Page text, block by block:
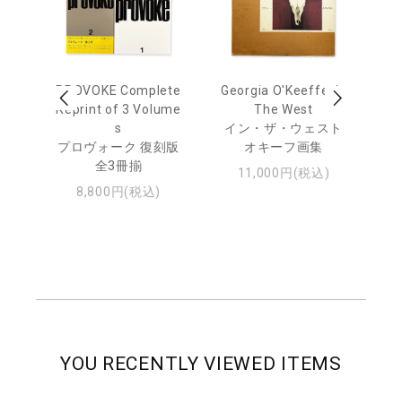
PROVOKE Complete
Reprint of 3 Volume
s
プロヴォーク 復刻版
全3冊揃
8,800円(税込)
Georgia O'Keeffe: In
The West
イン・ザ・ウェスト
オキーフ画集
11,000円(税込)
YOU RECENTLY VIEWED ITEMS